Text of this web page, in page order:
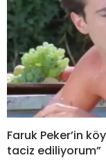
Faruk Peker’in
taciz ediliyorum”